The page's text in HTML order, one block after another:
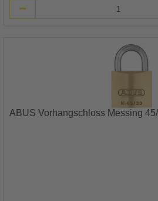
ABUS Vorhangschloss Messing